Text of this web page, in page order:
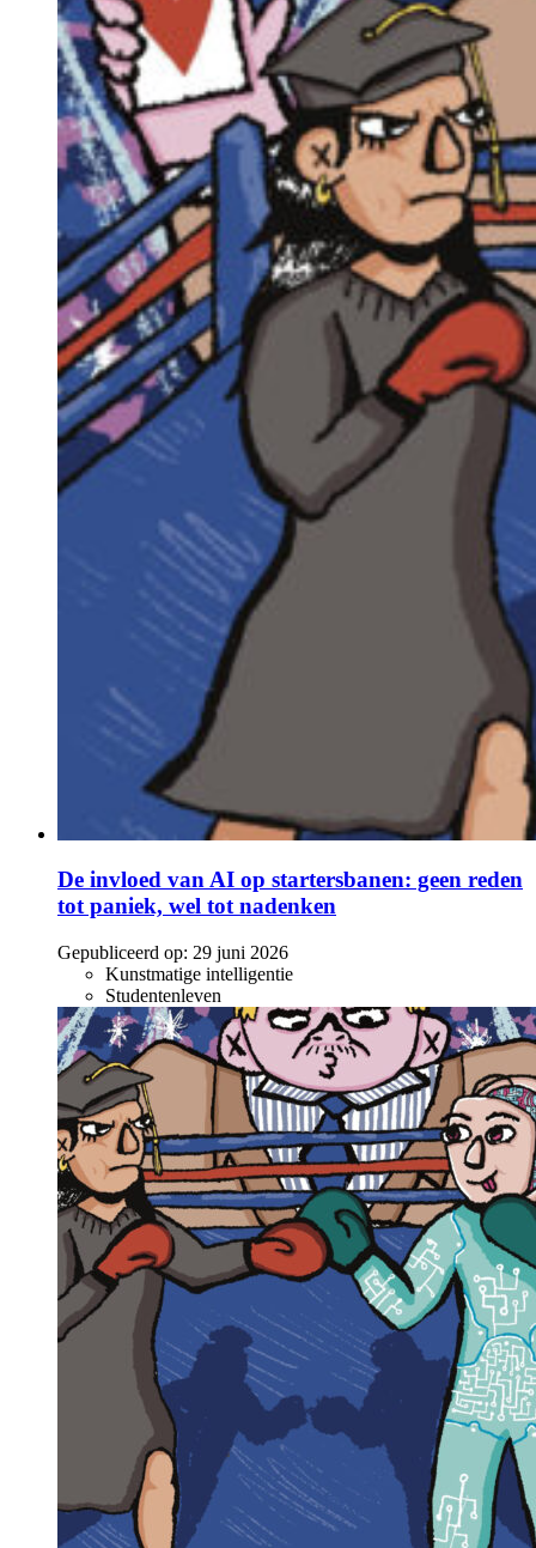
De invloed van AI op startersbanen: geen reden
tot paniek, wel tot nadenken
Gepubliceerd op: 29 juni 2026
Kunstmatige intelligentie
Studentenleven